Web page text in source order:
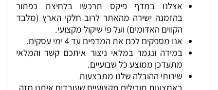
אצלנו במדף פיקס תרכשו בלחיצת כפתור
בהזמנה ישירה מהאתר לרוב חלקי הארץ (מלבד
הקווים האדומים) ועל פי שיקול מקצועי.
אנו מספקים לכם את המדפים עד 4 ימי עסקים.
במידה ונגמר במלאי ניצור איתכם קשר והמלאי
מתעדכן ממוצע כל שבועיים.
שירותי ההובלה שלנו מתבצעות